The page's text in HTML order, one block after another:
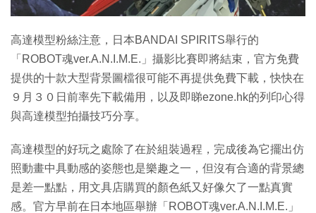
高達模型粉絲注意，日本BANDAI SPIRITS舉行的
「ROBOT魂ver.A.N.I.M.E.」攝影比賽即將結束，官方免費
提供的十款大型背景圖檔很可能不再提供免費下載，快快在
９月３０日前率先下載備用，以及即睇ezone.hk的列印心得
與高達模型拍攝技巧分享。
高達模型的好玩之處除了在於組裝過程，完成後為它擺出仿
照動畫中具動感的姿態也是樂趣之一，但沒有合適的背景總
是差一點點，用文具店購買的顏色紙又好像欠了一點真實
感。官方早前在日本地區舉辦「ROBOT魂ver.A.N.I.M.E.」